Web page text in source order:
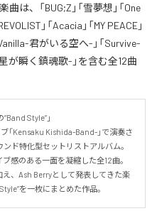
は、「BUG;Z」「雪夢想」「One
」「Acacia」「MY PEACE」
君がいる空へ-」「Survive-
が瞬く鎮魂歌-」を含む全12曲
Style”」
「Kensaku Kishida-Band-」で演奏さ
ド特化型セットリストアルバム。
感のある一面を凝縮した全12曲。
、Ash Berryとして発表してきた楽
を一枚にまとめた作品。